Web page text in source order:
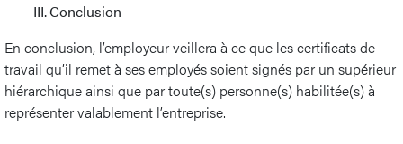
III. Conclusion
En conclusion, l’employeur veillera à ce que les certificats de
travail qu’il remet à ses employés soient signés par un supérieur
hiérarchique ainsi que par toute(s) personne(s) habilitée(s) à
représenter valablement l’entreprise.